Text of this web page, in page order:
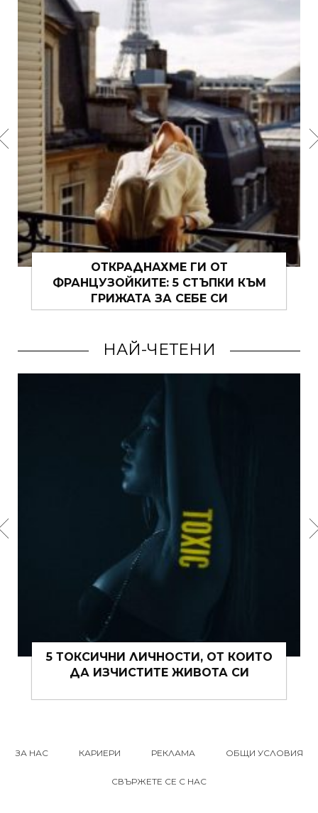
ЗА ТАЙНИТЕ НА ИТАЛИАНКИТЕ И LA
DOLCE VITA
НАЙ-ЧЕТЕНИ
15 ЩИПКИ РОМАНТИКА КЪМ ЖИВОТА
ВИ ТОВА ЛЯТО
ЗА НАС КАРИЕРИ РЕКЛАМА ОБЩИ УСЛОВИЯ
СВЪРЖЕТЕ СЕ С НАС